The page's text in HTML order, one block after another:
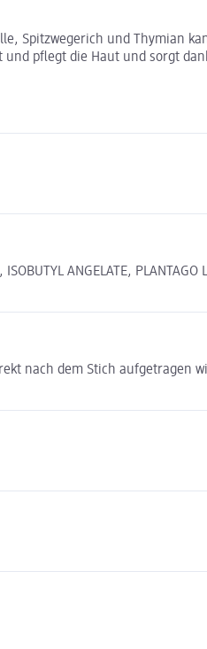
Spitzwegerich und Thymian
pflegt die Haut und sorgt
ANGELATE, PLANTAGO
nach dem Stich aufgetragen